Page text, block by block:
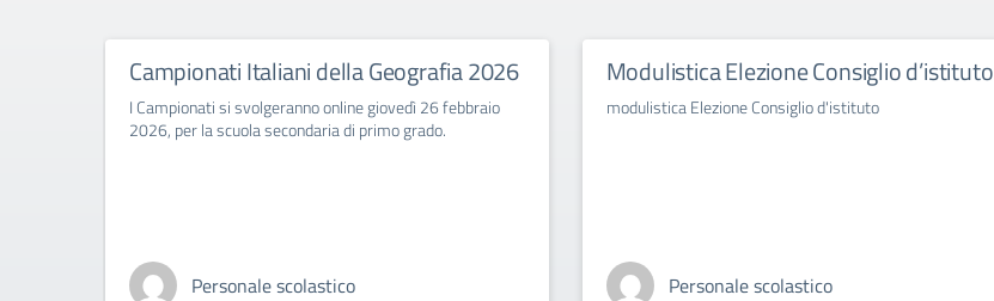
Campionati Italiani della Geografia 2026
I Campionati si svolgeranno online giovedì 26 febbraio
2026, per la scuola secondaria di primo grado.
Personale scolastico
Modulistica Elezione Consiglio d’istituto
modulistica Elezione Consiglio d'istituto
Personale scolastico